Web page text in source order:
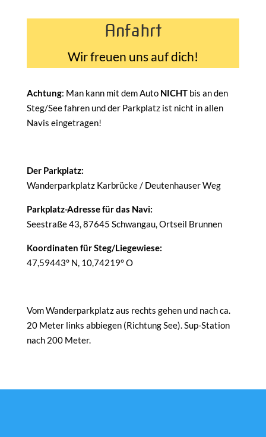
Anfahrt
Wir freuen uns auf dich!
Achtung: Man kann mit dem Auto NICHT bis an den
Steg/See fahren und der Parkplatz ist nicht in allen
Navis eingetragen!
Der Parkplatz:
Wanderparkplatz Karbrücke / Deutenhauser Weg
Parkplatz-Adresse für das Navi:
Seestraße 43, 87645 Schwangau, Ortseil Brunnen
Koordinaten für Steg/Liegewiese:
47,59443° N, 10,74219° O
Vom Wanderparkplatz aus rechts gehen und nach ca.
20 Meter links abbiegen (Richtung See). Sup-Station
nach 200 Meter.